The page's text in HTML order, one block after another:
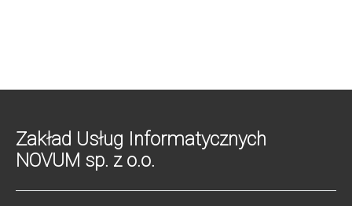
Zakład Usług Informatycznych
NOVUM sp. z o.o.